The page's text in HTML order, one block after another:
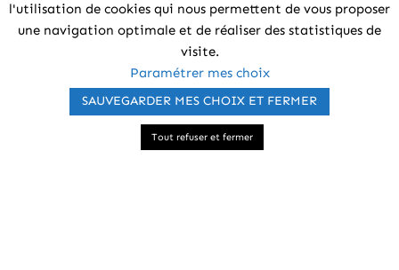
Prendre RDV en ligne
Horaires
Lundi & Mercredi
14H - 20H
Mardi
9H - 12H / 14H - 17H
Vendredi
l'utilisation de cookies qui nous permettent de vous proposer
une navigation optimale et de réaliser des statistiques de
visite.
Paramétrer mes choix
SAUVEGARDER MES CHOIX ET FERMER
Tout refuser et fermer